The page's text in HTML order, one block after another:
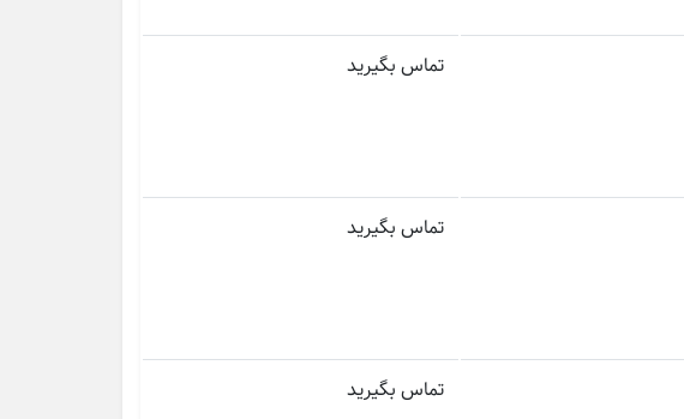
تماس بگیرید
تماس بگیرید
تماس بگیرید